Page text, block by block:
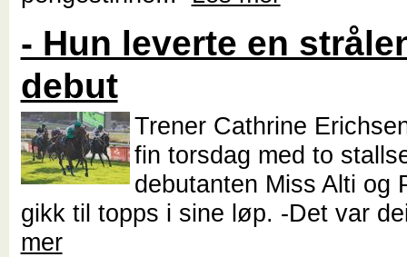
- Hun leverte en
debut
Trener Cathrine
fin torsdag med to
debutanten Miss Alti og
gikk til topps i sine løp. -Det var
mer